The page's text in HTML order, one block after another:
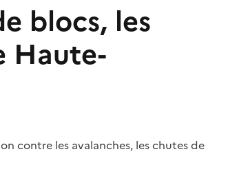
blocs, les
Haute-
contre les avalanches, les chutes de